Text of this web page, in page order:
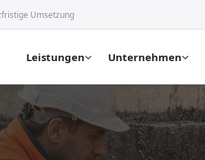
Umsetzung
Leistungen Unternehmen